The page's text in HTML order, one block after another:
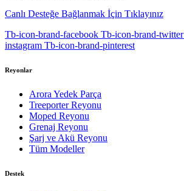
Canlı Desteğe Bağlanmak İçin Tıklayınız
Tb-icon-brand-facebook Tb-icon-brand-twitter
instagram Tb-icon-brand-pinterest
Reyonlar
Arora Yedek Parça
Treeporter Reyonu
Moped Reyonu
Grenaj Reyonu
Şarj ve Akü Reyonu
Tüm Modeller
Destek